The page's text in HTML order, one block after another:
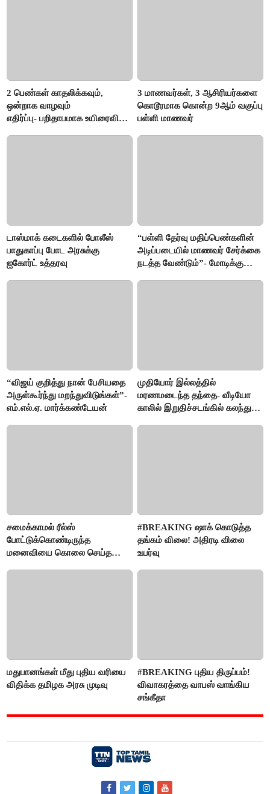
2 பெண்கள் காதலிக்கவும்,
ஒன்றாக வாழவும்
எதிர்ப்பு- பறிதாபமாக உயிரைவிட்ட
3 மாணவர்கள், 3 ஆசிரியர்களை
கொடூரமாக கொன்ற 9ஆம் வகுப்பு
பள்ளி மாணவர்
டாஸ்மாக் கடைகளில் போலீஸ்
பாதுகாப்பு போட அரசுக்கு
ஐகோர்ட் உத்தரவு
“பள்ளி தேர்வு மதிப்பெண்களின்
அடிப்படையில் மாணவர் சேர்க்கை
நடத்த வேண்டும்”- மோடிக்கு
“விஜய் குறித்து நான் பேசியதை
அருள்கூர்ந்து மறந்துவிடுங்கள்”-
எம்.எல்.ஏ. மார்க்கண்டேயன்
முதியோர் இல்லத்தில்
மரணமடைந்த தந்தை- வீடியோ
காலில் இறுதிச்சடங்கில் கலந்து
சமைக்காமல் ரீல்ஸ்
போட்டுக்கொண்டிருந்த
மனைவியை கொலை செய்த
#BREAKING ஷாக் கொடுத்த
தங்கம் விலை! அதிரடி விலை
உயர்வு
மதுபானங்கள் மீது புதிய வரியை
விதிக்க தமிழக அரசு முடிவு
#BREAKING புதிய திருப்பம்!
விவாகரத்தை வாபஸ் வாங்கிய
சங்கீதா